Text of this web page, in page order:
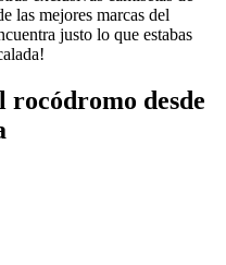
las mejores marcas del
justo lo que estabas
rocódromo desde